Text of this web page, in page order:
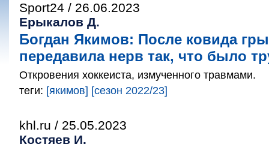
Sport24 / 26.06.2023
Ерыкалов Д.
Богдан Якимов: После ковида
передавила нерв так, что было
Откровения хоккеиста, измученного травмами.
теги: [якимов] [сезон 2022/23]
khl.ru / 25.05.2023
Костяев И.